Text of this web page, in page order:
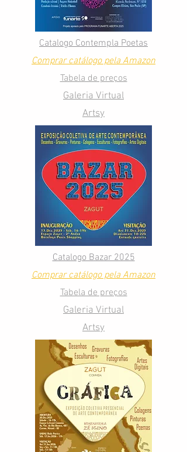
Catalogo Contempla Poetas
Comprar catálogo pela Amazon
Tabela de preços
Galeria Virtual
Artsy
Catalogo Bazar 2025
Comprar catálogo pela Amazon
Tabela de preços
Galeria Virtual
Artsy